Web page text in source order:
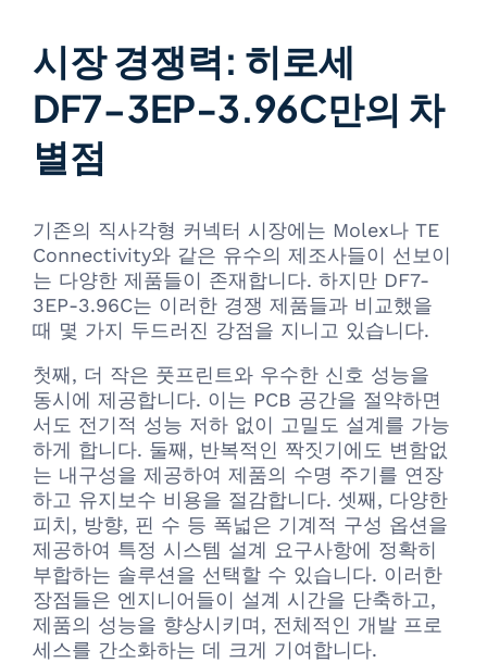
시장 경쟁력: 히로세
DF7-3EP-3.96C만의 차
별점
기존의 직사각형 커넥터 시장에는 Molex나 TE
Connectivity와 같은 유수의 제조사들이 선보이
는 다양한 제품들이 존재합니다. 하지만 DF7-
3EP-3.96C는 이러한 경쟁 제품들과 비교했을
때 몇 가지 두드러진 강점을 지니고 있습니다.
첫째, 더 작은 풋프린트와 우수한 신호 성능을
동시에 제공합니다. 이는 PCB 공간을 절약하면
서도 전기적 성능 저하 없이 고밀도 설계를 가능
하게 합니다. 둘째, 반복적인 짝짓기에도 변함없
는 내구성을 제공하여 제품의 수명 주기를 연장
하고 유지보수 비용을 절감합니다. 셋째, 다양한
피치, 방향, 핀 수 등 폭넓은 기계적 구성 옵션을
제공하여 특정 시스템 설계 요구사항에 정확히
부합하는 솔루션을 선택할 수 있습니다. 이러한
장점들은 엔지니어들이 설계 시간을 단축하고,
제품의 성능을 향상시키며, 전체적인 개발 프로
세스를 간소화하는 데 크게 기여합니다.